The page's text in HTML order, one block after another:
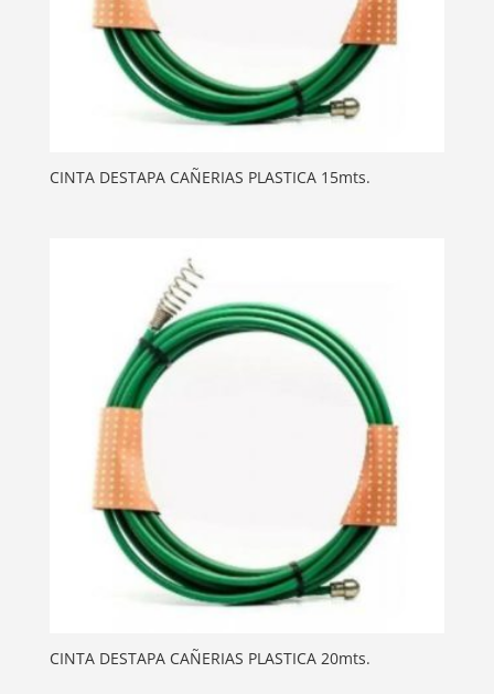
CINTA DESTAPA CAÑERIAS PLASTICA 15mts.
CINTA DESTAPA CAÑERIAS PLASTICA 20mts.